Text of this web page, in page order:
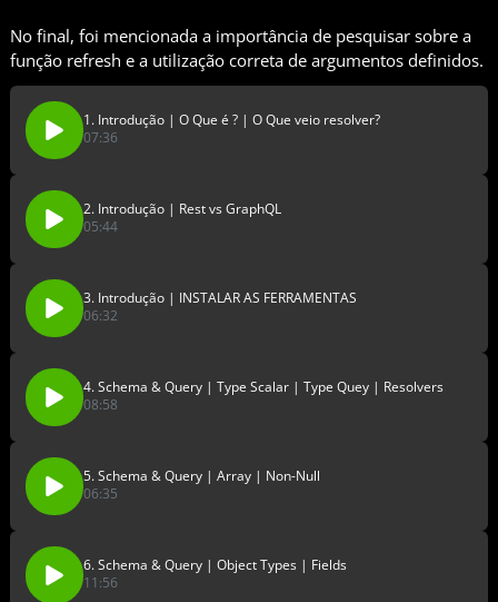
No final, foi mencionada a importância de pesquisar sobre a
função refresh e a utilização correta de argumentos definidos.
1. Introdução | O Que é ? | O Que veio resolver?
07:36
2. Introdução | Rest vs GraphQL
05:44
3. Introdução | INSTALAR AS FERRAMENTAS
06:32
4. Schema & Query | Type Scalar | Type Quey | Resolvers
08:58
5. Schema & Query | Array | Non-Null
06:35
6. Schema & Query | Object Types | Fields
11:56